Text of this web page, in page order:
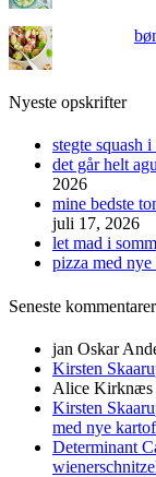
Nyeste opskrifter
stegte squash
det går helt
2026
mine bedste
juli 17, 2026
let mad i
pizza med
Seneste kommentarer
jan Oskar
Kirsten
Alice Kirknæs
Kirsten
med nye
Determinant